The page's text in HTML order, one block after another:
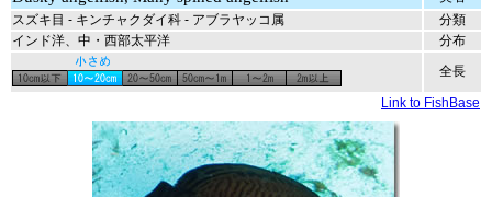
スズキ目 - キンチャクダイ科 - アブラヤッコ属
分類
インド洋、中・西部太平洋
分布
全長
Link to FishBase